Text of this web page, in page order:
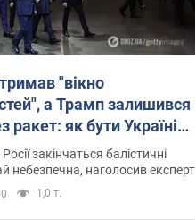
"вікно
а Трамп залишився
ракет: як бути Україні?
Мельником
закінчаться балістичні
небезпечна, наголосив експерт
1,0 т.